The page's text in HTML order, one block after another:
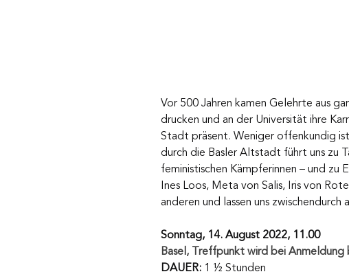
Vor 500 Jahren kamen Gelehrte aus
drucken und an der Universität ihre
Stadt präsent. Weniger offenkundig
durch die Basler Altstadt führt uns zu
feministischen Kämpferinnen – und zu
Ines Loos, Meta von Salis, Iris von
anderen und lassen uns zwischendurch
Sonntag, 14. August 2022, 11.00
Basel, Treffpunkt wird bei
DAUER: 1 ½ Stunden